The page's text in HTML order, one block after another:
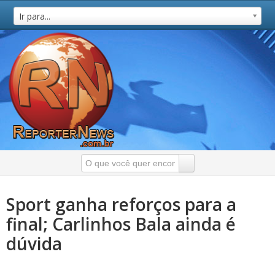
Ir para...
Sport ganha reforços para a
final; Carlinhos Bala ainda é
dúvida